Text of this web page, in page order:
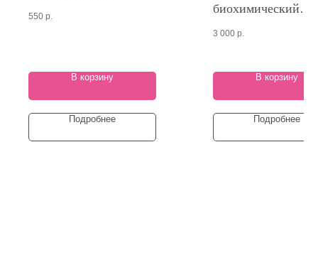
550 р.
В корзину
Подробнее
биохимический
3 000 р.
В корзину
Подробнее